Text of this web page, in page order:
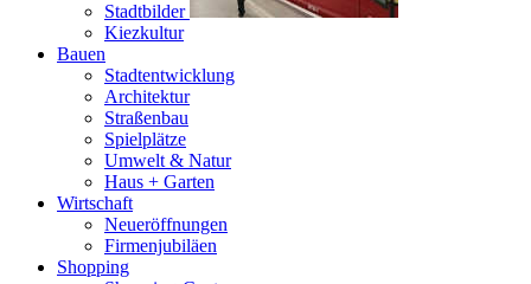
Stadtbilder
Kiezkultur
Bauen
Stadtentwicklung
Architektur
Straßenbau
Spielplätze
Umwelt & Natur
Haus + Garten
Wirtschaft
Neueröffnungen
Firmenjubiläen
Shopping